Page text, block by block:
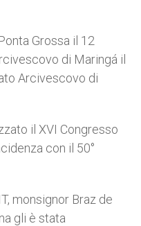
Grossa il 12
di Maringá il
Arcivescovo di
il XVI Congresso
con il 50°
monsignor Braz de
gli è stata